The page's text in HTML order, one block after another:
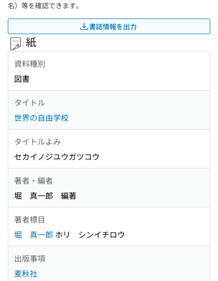
名）等を確認できます。
書誌情報を出力
紙
資料種別
図書
タイトル
世界の自由学校
タイトルよみ
セカイノジユウガツコウ
著者・編者
堀 真一郎 編著
著者標目
堀 真一郎 ホリ シンイチロウ
出版事項
麦秋社